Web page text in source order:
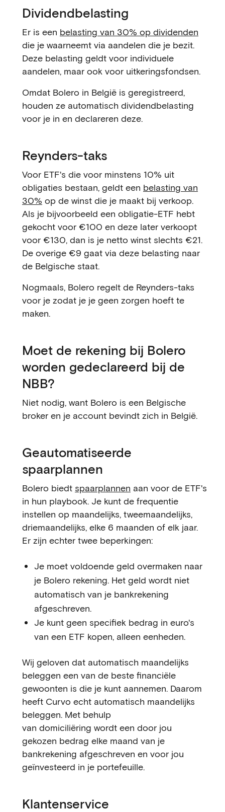
Dividendbelasting
Er is een belasting van 30% op dividenden
die je waarneemt via aandelen die je bezit.
Deze belasting geldt voor individuele
aandelen, maar ook voor uitkeringsfondsen.
Omdat Bolero in België is geregistreerd,
houden ze automatisch dividendbelasting
voor je in en declareren deze.
Reynders-taks
Voor ETF's die voor minstens 10% uit
obligaties bestaan, geldt een belasting van
30% op de winst die je maakt bij verkoop.
Als je bijvoorbeeld een obligatie-ETF hebt
gekocht voor €100 en deze later verkoopt
voor €130, dan is je netto winst slechts €21.
De overige €9 gaat via deze belasting naar
de Belgische staat.
Nogmaals, Bolero regelt de Reynders-taks
voor je zodat je je geen zorgen hoeft te
maken.
Moet de rekening bij Bolero
worden gedeclareerd bij de
NBB?
Niet nodig, want Bolero is een Belgische
broker en je account bevindt zich in België.
Geautomatiseerde
spaarplannen
Bolero biedt spaarplannen aan voor de ETF's
in hun playbook. Je kunt de frequentie
instellen op maandelijks, tweemaandelijks,
driemaandelijks, elke 6 maanden of elk jaar.
Er zijn echter twee beperkingen:
Je moet voldoende geld overmaken naar
je Bolero rekening. Het geld wordt niet
automatisch van je bankrekening
afgeschreven.
Je kunt geen specifiek bedrag in euro's
van een ETF kopen, alleen eenheden.
Wij geloven dat automatisch maandelijks
beleggen een van de beste financiële
gewoonten is die je kunt aannemen. Daarom
heeft Curvo echt automatisch maandelijks
beleggen. Met behulp
van domiciliëring wordt een door jou
gekozen bedrag elke maand van je
bankrekening afgeschreven en voor jou
geïnvesteerd in je portefeuille.
Klantenservice